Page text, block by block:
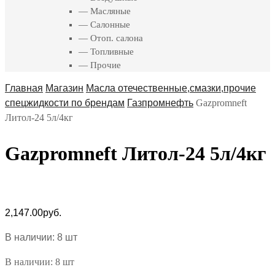
— Масляные
— Салонные
— Отоп. салона
— Топливные
— Прочие
Главная Магазин Масла отечественные,смазки,прочие
спецжидкости по брендам Газпромнефть Gazpromneft
Литол-24 5л/4кг
Gazpromneft Литол-24 5л/4кг
2,147.00руб.
В наличии: 8 шт
В наличии: 8 шт